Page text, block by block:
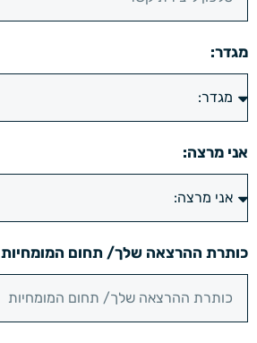
מגדר:
אני מרצה:
כותרת ההרצאה שלך/ תחום המומחיות